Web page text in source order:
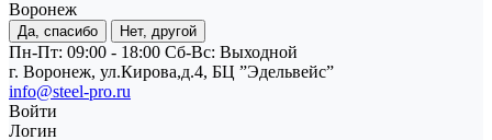
Воронеж
Да, спасибо Нет, другой
Пн-Пт: 09:00 - 18:00 Cб-Вс: Выходной
г. Воронеж, ул.Кирова,д.4, БЦ ”Эдельвейс”
info@steel-pro.ru
Войти
Логин